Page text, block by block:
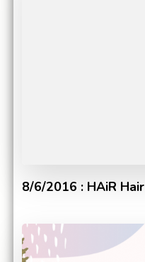
8/6/2016 : HAiR Hair